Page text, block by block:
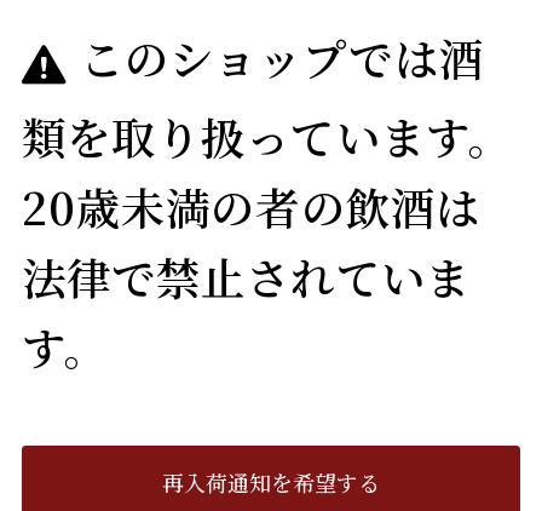
このショップでは酒
類を取り扱っています。
20歳未満の者の飲酒は
法律で禁止されていま
す。
再入荷通知を希望する